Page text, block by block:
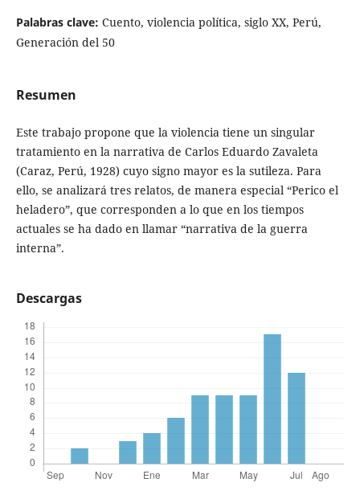
Palabras clave: Cuento, violencia polí­tica, siglo XX, Perú,
Generación del 50
Resumen
Este trabajo propone que la violencia tiene un singular
tratamiento en la narrativa de Carlos Eduardo Zavaleta
(Caraz, Perú, 1928) cuyo signo mayor es la sutileza. Para
ello, se analizará tres relatos, de manera especial “Perico el
heladero”, que corresponden a lo que en los tiempos
actuales se ha dado en llamar “narrativa de la guerra
interna”.
Descargas